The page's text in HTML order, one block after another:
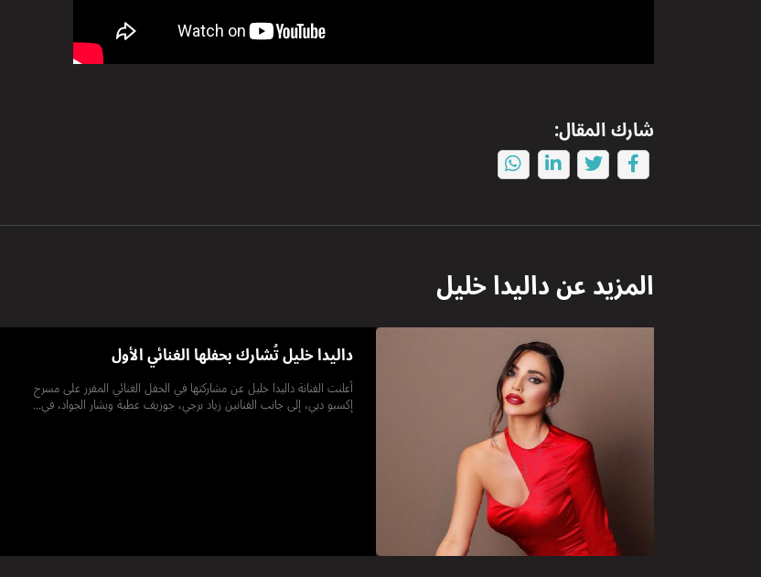
شارك المقال:
المزيد عنداليدا خليل
داليدا خليل تُشارك بحفلها الغنائي الأول
أعلنت الفنانة داليدا خليل عن مشاركتها في الحفل الغنائي المقرر على مسرح
إكسبو دبي، إلى جانب الفنانين زياد برجي، جوزيف عطية وبشار الجواد، في...